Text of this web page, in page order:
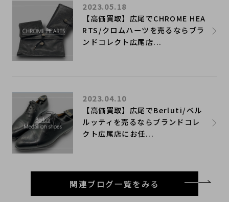
【高価買取】広尾でCHROME HEA
RTS/クロムハーツを売るならブラ
ンドコレクト広尾店...
2023.05.18
【高価買取】広尾でBerluti/ベル
ルッティを売るならブランドコレ
クト広尾店にお任...
2023.04.10
関連ブログ一覧をみる